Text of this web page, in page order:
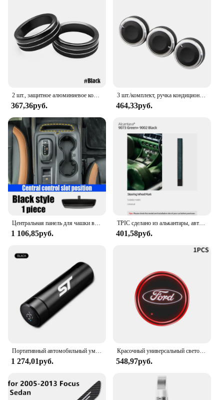
2 шт., защитное алюминиевое кольцо для консоли Ford Mustang 2015-2020
367,36руб.
3 шт./комплект, ручка кондиционера из алюминиевого сплава для Ford Focus 2 MK2 Focus 3 MK3 Mondeo Sedan
464,33руб.
Центральная панель для чашки воды для Ford Ranger 2024, Защитная панель, аксессуары для украшения интерьера автомобиля
1 106,85руб.
TPIC сделано из алькантары, автомобильный усилитель рулевого колеса, Центральная разметка линии для Ford Mustang Fiesta Focus S-Max Mondeo Everest Ranger
401,58руб.
Портативный автомобильный умный термос, 500 мл, изоляционная чашка с дисплеем температуры для FORD ST Focus x 2 Kuga FIESTA, Стайлинг автомобиля
1 274,01руб.
Красочный универсальный светодиодный автомобильный подстаканник RGB Light Mat Pad для Ford Fiesta Ranger Fusion Mondeo Mustang Transit, автоаксессуары
548,97руб.